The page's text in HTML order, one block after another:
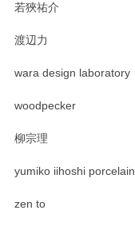
若狹祐介
渡辺力
wara design laboratory
woodpecker
柳宗理
yumiko iihoshi porcelain
zen to